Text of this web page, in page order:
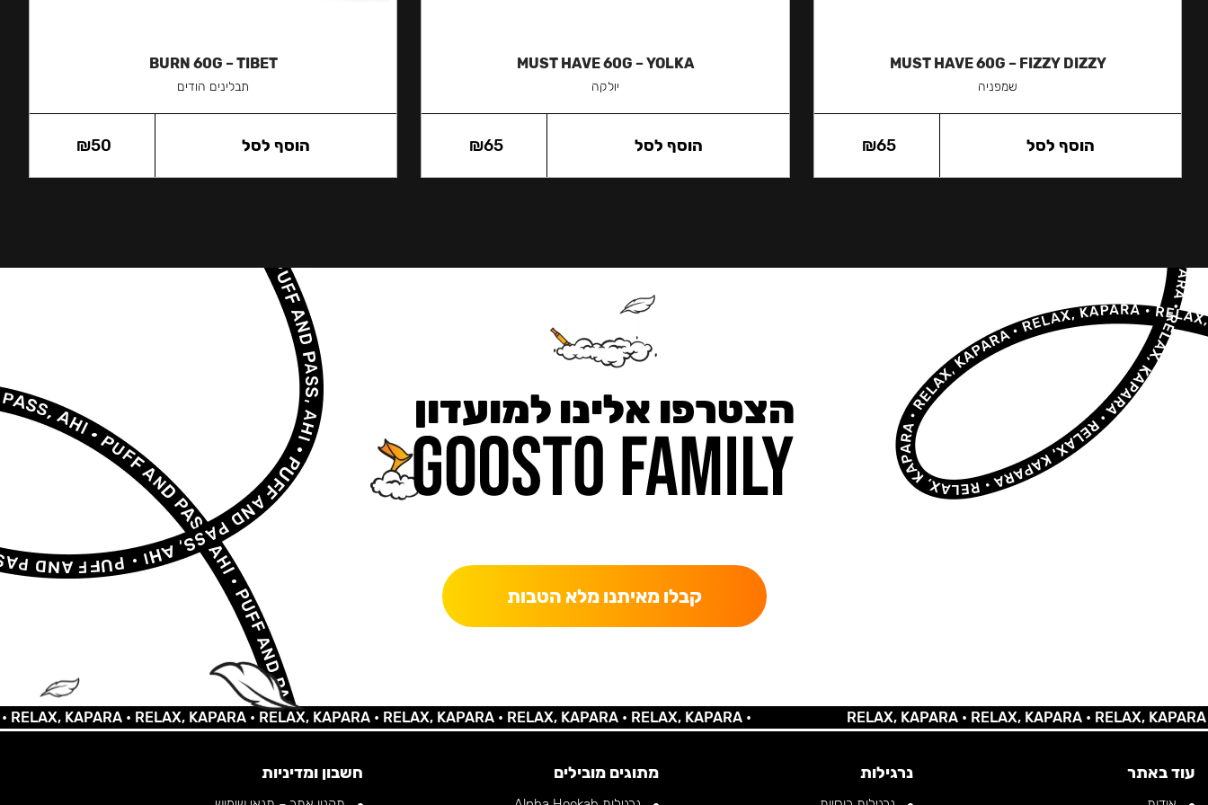
MUST HAVE 60G – FIZZY DIZZY
שמפניה
₪65 הוסף לסל
MUST HAVE 60G – YOLKA
יולקה
₪65 הוסף לסל
BURN 60G – TIBET
תבלינים הודים
₪50 הוסף לסל
הצטרפו אלינו למועדון
קבלו מאיתנו מלא הטבות
KAPARA •RELAX, KAPARA •RELAX, KAPARA •RELAX, KAPARA •RELAX, KAPARA •RELAX, KAPARA • RELAX, KAPARA •RELAX, KAPARA •RELAX, KAPARA •
עוד באתר נרגילות מתוגים מובילים חשבון ומדיניות